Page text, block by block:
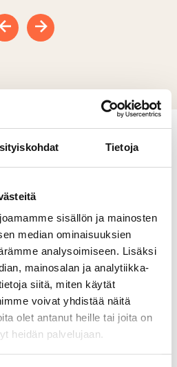
Tietoja
sisällön ja mainosten
median ominaisuuksien
analysoimiseen. Lisäksi
mainosalan ja analytiikka-
siitä, miten käytät
voivat yhdistää näitä
olet antanut heille tai joita on
heidän palvelujaan.
slide
Next slide
tilamme sopivat
Yli 6 000
on jo muokannut
unelmiensa autotallin,
– jopa kuntosalin.